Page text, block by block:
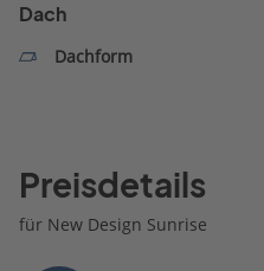
Dach
Dachform
Preisdetails
für New Design Sunrise